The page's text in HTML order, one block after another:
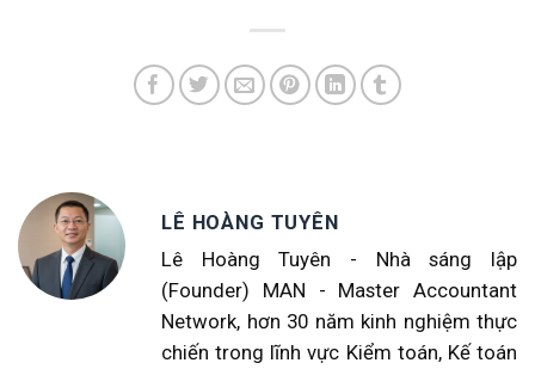
LÊ HOÀNG TUYÊN
Lê Hoàng Tuyên - Nhà sáng lập
(Founder) MAN - Master Accountant
Network, hơn 30 năm kinh nghiệm thực
chiến trong lĩnh vực Kiểm toán, Kế toán